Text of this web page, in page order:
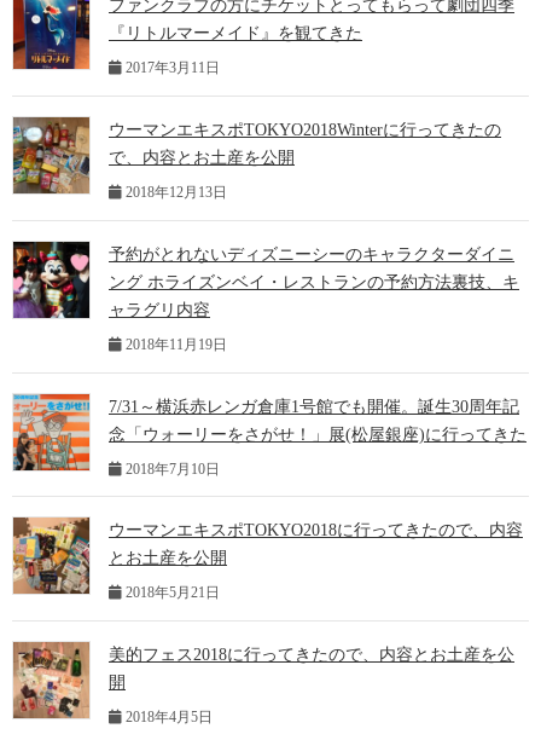
ファンクラブの方にチケットとってもらって劇団四季
『リトルマーメイド』を観てきた
2017年3月11日
ウーマンエキスポTOKYO2018Winterに行ってきたの
で、内容とお土産を公開
2018年12月13日
予約がとれないディズニーシーのキャラクターダイニ
ング ホライズンベイ・レストランの予約方法裏技、キ
ャラグリ内容
2018年11月19日
7/31～横浜赤レンガ倉庫1号館でも開催。誕生30周年記
念「ウォーリーをさがせ！」展(松屋銀座)に行ってきた
2018年7月10日
ウーマンエキスポTOKYO2018に行ってきたので、内容
とお土産を公開
2018年5月21日
美的フェス2018に行ってきたので、内容とお土産を公
開
2018年4月5日